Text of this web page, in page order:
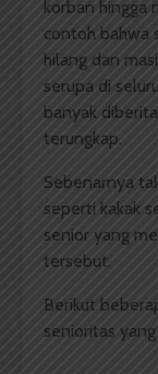
korban hingga
contoh bahwa
hilang dan
serupa di
banyak
terungkap.
Sebenarnya
seperti kakak
senior yang
tersebut.
Berikut
senioritas